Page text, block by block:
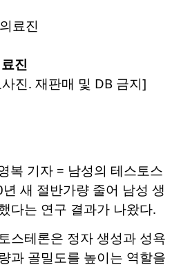
진
진. 재판매 및 DB 금지]
복 기자 = 남성의 테스토스
새 절반가량 줄어 남성 생
다는 연구 결과가 나왔다.
스테론은 정자 생성과 성욕
과 골밀도를 높이는 역할을